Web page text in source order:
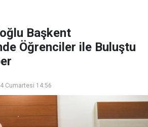
Başkent
Öğrenciler ile Buluştu
Cumartesi 14:56